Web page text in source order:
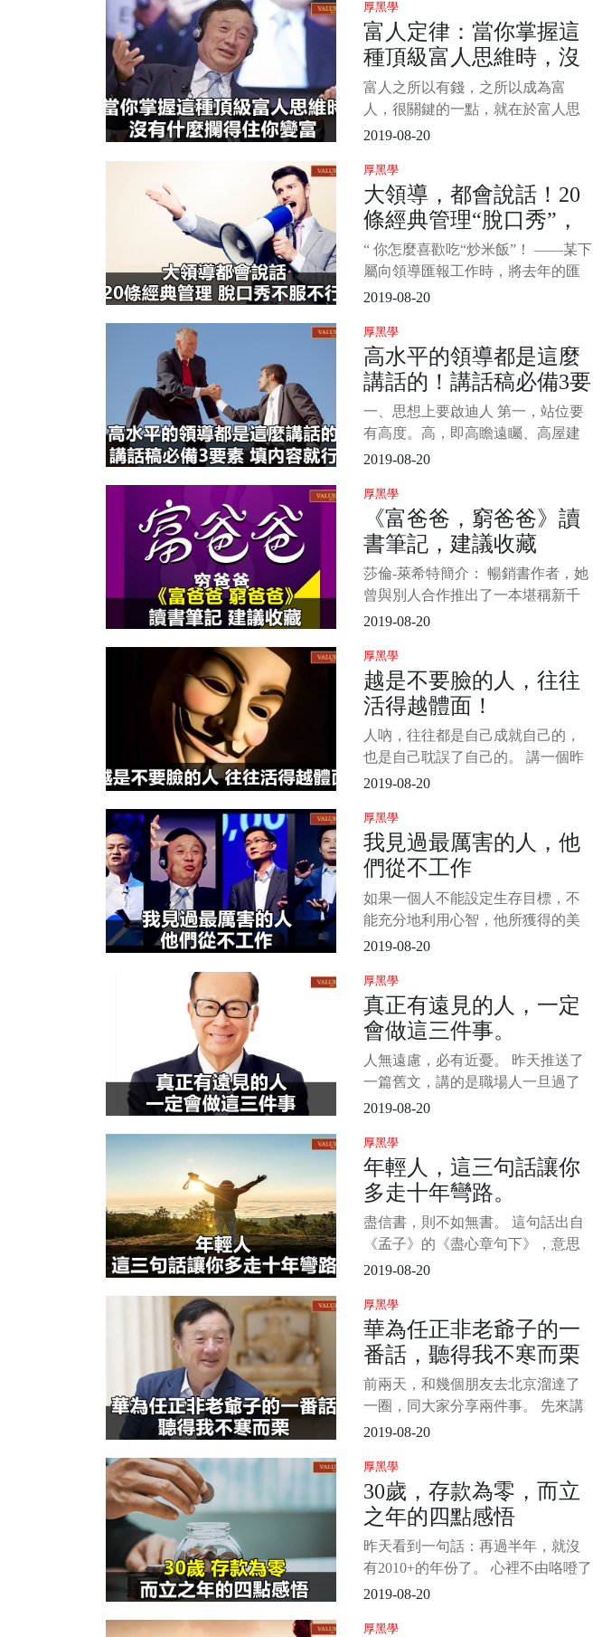
者來說，需要掌握怎樣的綜合能力
和技巧呢？以下分享創業成功者不
說，但你應該掌握的7種能力、33個
技巧，創業想成功，一旦掌握這些
能力和技巧，賺錢就比較穩，來學
習下吧。 第
厚黑學
富人定律：當你掌握這
種頂級富人思維時，沒
有什麼攔得住你變富
富人之所以有錢，之所以成為富
人，很關鍵的一點，就在於富人思
維，而在富人思維中，有一種思維
思維時，沒有什麼攔得住你變富，
那就是藉力思維：沒人可以請，沒
錢可以藉，沒資源可以整合，不懂
可以外包，敵人可以和好，對手可
以收購……而窮人與富人的關鍵區
別也
2019-08-20
厚黑學
大領導，都會說話！20
條經典管理“脫口秀”，
不服不行
“ 你怎麼喜歡吃“炒米飯”！ ——某下
屬向領導匯報工作時，將去年的匯
報稿拿來稍作修改，領導聽後說了
動，既進行了委婉地批評，又用幽
默的方式避免太過尷尬。 “
2019-08-20
厚黑學
高水平的領導都是這麼
講話的！講話稿必備3要
素，填內容就行
一、思想上要啟迪人 第一，站位要
有高度。高，即高瞻遠矚、高屋建
瓴。“不謀全局者，不足以謀一域；
高，就是要緊緊圍繞講話的核心主
題，從歷史的、全面的角度去分
析、解決問題。 第二，理論要有深
度。深，即深邃、深刻，而非深不
可測、晦澀難懂。理
2019-08-20
厚黑學
《富爸爸，窮爸爸》讀
書筆記，建議收藏
莎倫-萊希特簡介： 暢銷書作者，她
曾與別人合作推出了一本堪稱新千
年最具轟動效應的暢銷書，也是迄
本——《富爸爸，窮爸爸》。該系
列還包括《富爸爸投資指南》、
《富爸爸財務自由之路—神奇的現
金流象限》、《富爸爸富孩子，聰
明孩子》。
2019-08-20
厚黑學
越是不要臉的人，往往
活得越體面！
人吶，往往都是自己成就自己的，
也是自己耽誤了自己的。 講一個昨
天晚上和朋友吃飯時聽來的故事，
闆。 十年前，老李的這個老闆還是
一個創業中的窮小子，為了公司能
繼續做下去，不得不出去找錢。 見
了幾波投資人，但都沒有人願意資
助。 無奈之下，他就在一個投資人
2019-08-20
厚黑學
我見過最厲害的人，他
們從不工作
如果一個人不能設定生存目標，不
能充分地利用心智，他所獲得的美
好感受，不過是人類潛能的一小部
永遠保持精力充沛的秘密 不知你是
否有這樣的感受，每天都感覺自己
身心俱疲，不想思考，也不想動，
累點低。 下班後只想
2019-08-20
厚黑學
真正有遠見的人，一定
會做這三件事。
人無遠慮，必有近憂。 昨天推送了
一篇舊文，講的是職場人一旦過了
35歲以後，往往會遇到很多問題，
讀者的不適。 我知道這會讓人聽著
不爽，但即使你再不爽，再不認
同，現實的問題還是站在那裡，中
年危機還在那裡等著你。 其實，昨
天那篇文章更多的是在傳遞職場
2019-08-20
厚黑學
年輕人，這三句話讓你
多走十年彎路。
盡信書，則不如無書。 這句話出自
《孟子》的《盡心章句下》，意思
是說看書時要有獨立思考的能力，
以成長。 在人生的漫漫長路上，其
實也是如此。 如何過好這一生，這
是一個永不過時的話題，很多過來
人站出來給後面的人指點迷津，因
為說的確實有道理，不少人將其奉
為瑰寶
2019-08-20
厚黑學
華為任正非老爺子的一
番話，聽得我不寒而栗
前兩天，和幾個朋友去北京溜達了
一圈，同大家分享兩件事。 先來講
第一件事。 在去北京的高鐵上，完
先生的《面對面》專訪，心生無限
感慨。 任老爺子有一番話，聽得我
不寒而栗。 主持人董倩問任正非，
為什麼在華為如此生死攸關的時
刻，您還想談教育，這麼關心教育
2019-08-20
厚黑學
30歲，存款為零，而立
之年的四點感悟
昨天看到一句話：再過半年，就沒
有2010+的年份了。 心裡不由咯噔了
一下，時間走得太快了，太快了。
幾個舍友圍在筆記本電腦前看了部
2019-08-20
厚黑學